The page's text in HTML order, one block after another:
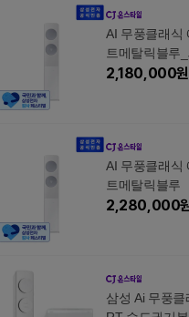
평, 일반배관형
AI 무풍클래식
트메탈릭블루
2,180,000원
AI 무풍클래식
트메탈릭블루
2,280,000
삼성 Ai 무풍